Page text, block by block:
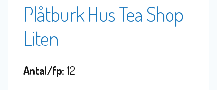
Plåtburk Hus Tea Shop
Liten
Antal/fp: 12